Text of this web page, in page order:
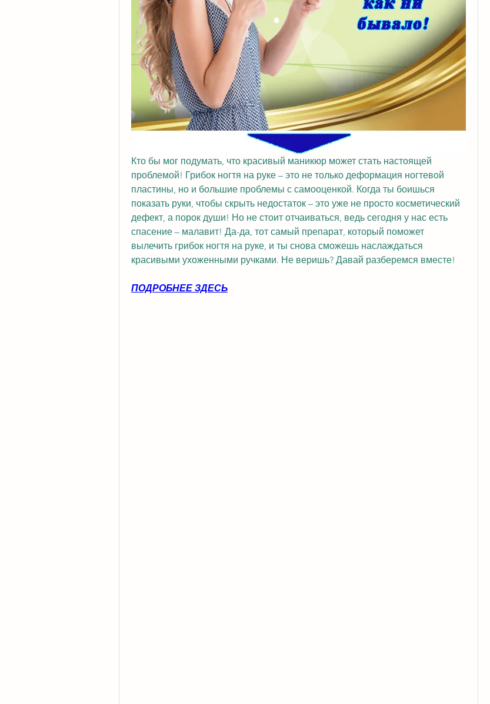
Кто бы мог подумать, что красивый маникюр может стать настоящей
проблемой! Грибок ногтя на руке – это не только деформация ногтевой
пластины, но и большие проблемы с самооценкой. Когда ты боишься
показать руки, чтобы скрыть недостаток – это уже не просто косметический
дефект, а порок души! Но не стоит отчаиваться, ведь сегодня у нас есть
спасение – малавит! Да-да, тот самый препарат, который поможет
вылечить грибок ногтя на руке, и ты снова сможешь наслаждаться
красивыми ухоженными ручками. Не веришь? Давай разберемся вместе!
ПОДРОБНЕЕ ЗДЕСЬ